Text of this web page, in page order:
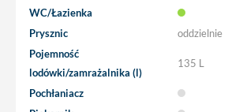
WC/Łazienka
Prysznic
oddzielnie
Pojemność
lodówki/zamrażalnika (l)
135 L
Pochłaniacz